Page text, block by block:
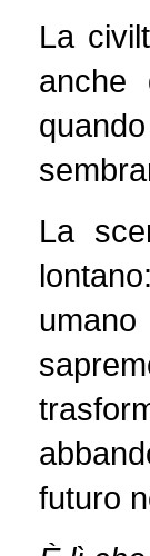
La
anche
La
futuro